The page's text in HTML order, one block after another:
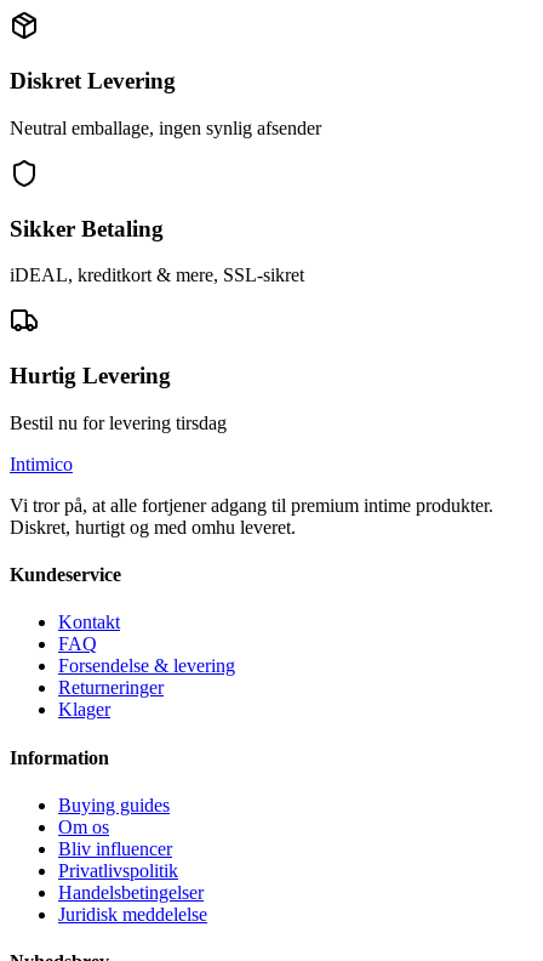
Diskret Levering
Neutral emballage, ingen synlig afsender
Sikker Betaling
iDEAL, kreditkort & mere, SSL-sikret
Hurtig Levering
Bestil nu for levering tirsdag
Intimico
Vi tror på, at alle fortjener adgang til premium intime produkter.
Diskret, hurtigt og med omhu leveret.
Kundeservice
Kontakt
FAQ
Forsendelse & levering
Returneringer
Klager
Information
Buying guides
Om os
Bliv influencer
Privatlivspolitik
Handelsbetingelser
Juridisk meddelelse